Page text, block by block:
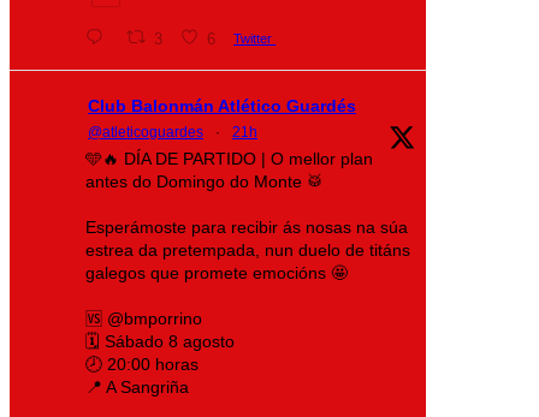
3 6 Twitter
Club Balonmán Atlético Guardés
@atleticoguardes · 21h
🩵🔥 DÍA DE PARTIDO | O mellor plan
antes do Domingo do Monte 🥁
Esperámoste para recibir ás nosas na súa
estrea da pretempada, nun duelo de titáns
galegos que promete emocións 🤩
🆚 @bmporrino
🗓️ Sábado 8 agosto
🕗 20:00 horas
📍 A Sangriña